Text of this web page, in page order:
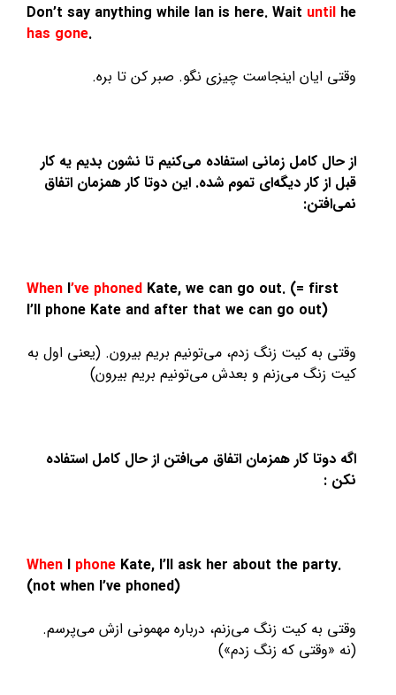
Don’t say anything while Ian is here. Wait until he
has gone.
وقتی ایان اینجاست چیزی نگو. صبر کن تا بره.
از حال کامل زمانی استفاده می‌کنیم تا نشون بدیم یه کار
قبل از کار دیگه‌ای تموم شده. این دوتا کار همزمان اتفاق
نمی‌افتن:
When I’ve phoned Kate, we can go out. (= first
I’ll phone Kate and after that we can go out)
وقتی به کیت زنگ زدم، می‌تونیم بریم بیرون. (یعنی اول به
کیت زنگ می‌زنم و بعدش می‌تونیم بریم بیرون)
اگه دوتا کار همزمان اتفاق می‌افتن از حال کامل استفاده
نکن :
When I phone Kate, I’ll ask her about the party.
(not when I’ve phoned)
وقتی به کیت زنگ می‌زنم، درباره مهمونی ازش می‌پرسم.
(نه «وقتی که زنگ زدم»)